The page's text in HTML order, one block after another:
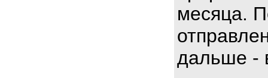
месяца.
дальше -